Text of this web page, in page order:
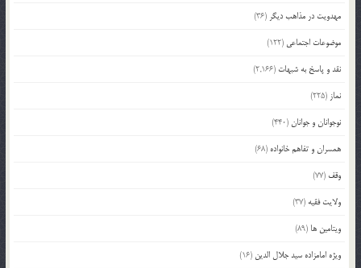
مهدویت در مذاهب دیگر (36)
موضوعات اجتماعی (122)
نقد و پاسخ به شبهات (2,166)
نماز (225)
نوجوانان و جوانان(440)
همسران و تفاهم خانواده (68)
وقف (77)
ولایت فقیه (37)
ویتامین ها (89)
ویژه امامزاده سید جلال الدین (16)